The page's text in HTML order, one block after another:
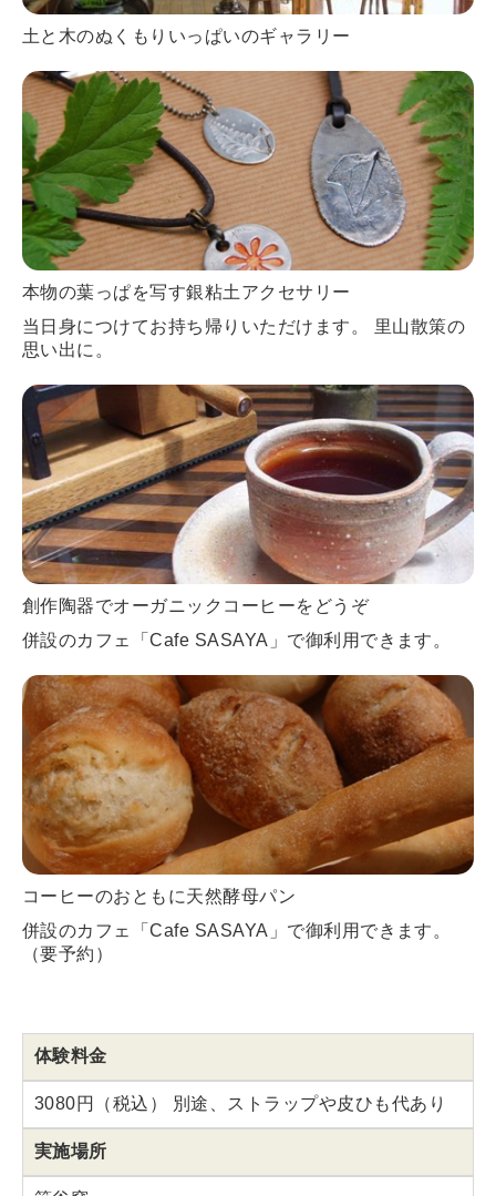
土と木のぬくもりいっぱいのギャラリー
本物の葉っぱを写す銀粘土アクセサリー
当日身につけてお持ち帰りいただけます。 里山散策の
思い出に。
創作陶器でオーガニックコーヒーをどうぞ
併設のカフェ「Cafe SASAYA」で御利用できます。
コーヒーのおともに天然酵母パン
併設のカフェ「Cafe SASAYA」で御利用できます。
（要予約）
体験料金
3080円（税込） 別途、ストラップや皮ひも代あり
実施場所